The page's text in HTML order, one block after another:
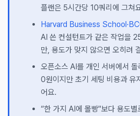
플랜은 5시간당 10쿼리에 그쳐
Harvard Business
AI 쓴 컨설턴트가 같은 작업을
만, 용도가 맞지 않으면 오히려
오픈소스 AI를 개인 서버에서
0원이지만 초기 세팅 비용과 유
어요.
“한 가지 AI에 몰빵"보다 용도별